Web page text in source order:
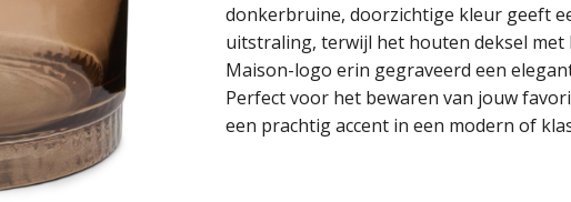
donkerbruine, doorzichtige kleur geeft
uitstraling, terwijl het houten deksel met
Maison-logo erin gegraveerd een
Perfect voor het bewaren van jouw
een prachtig accent in een modern of